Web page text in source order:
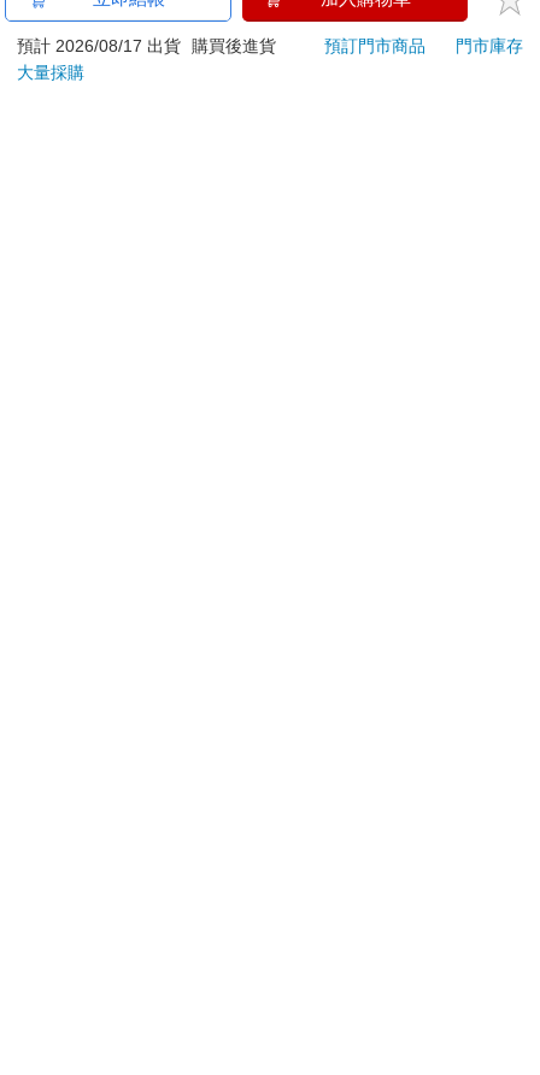
ATM提款機，請不要聽從指示，以免受騙上當！
退換貨須知：
預計 2026/08/17 出貨 購買後進貨 預訂門市商品
門市庫存
大量採購